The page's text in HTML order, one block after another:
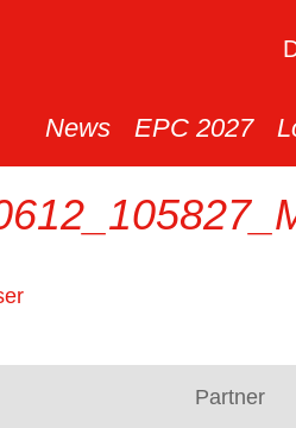
News EPC 2027
Partner